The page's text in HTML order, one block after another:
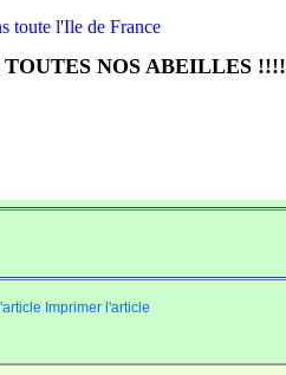
toute l'Ile de France
NOS ABEILLES !!!!
Imprimer l'article